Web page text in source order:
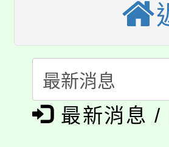
生本土語及
公告本校
代理(課)教
公告本校
代理(課)教
轉知中國文
《TA101》
淨零綠生活
最新消息 /